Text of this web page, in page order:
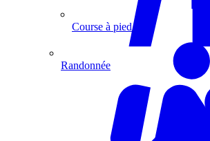
Course à pied
Randonnée